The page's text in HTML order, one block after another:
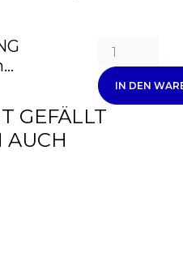
IN DEN
GEFÄLLT
AUCH